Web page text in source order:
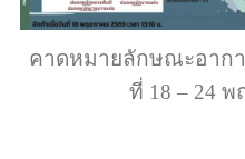
คาดหมายลักษณะอาก
ที่ 18 – 24